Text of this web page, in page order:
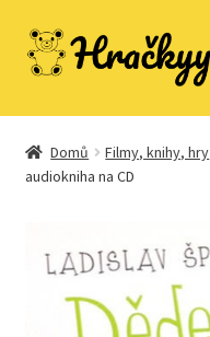
Přeskočit
na
Přejít
k
webu
Společenské hry
Domů Filmy, knihy, hry
audiokniha na CD